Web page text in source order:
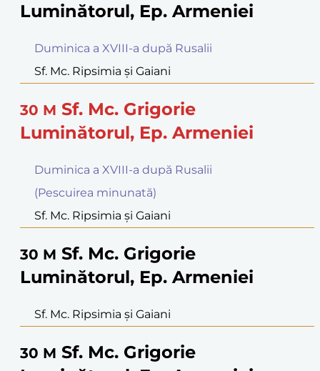
Luminătorul, Ep. Armeniei
Duminica a XVIII-a după Rusalii
Sf. Mc. Ripsimia şi Gaiani
30 M Sf. Mc. Grigorie
Luminătorul, Ep. Armeniei
Duminica a XVIII-a după Rusalii
(Pescuirea minunată)
Sf. Mc. Ripsimia şi Gaiani
30 M Sf. Mc. Grigorie
Luminătorul, Ep. Armeniei
Sf. Mc. Ripsimia şi Gaiani
30 M Sf. Mc. Grigorie